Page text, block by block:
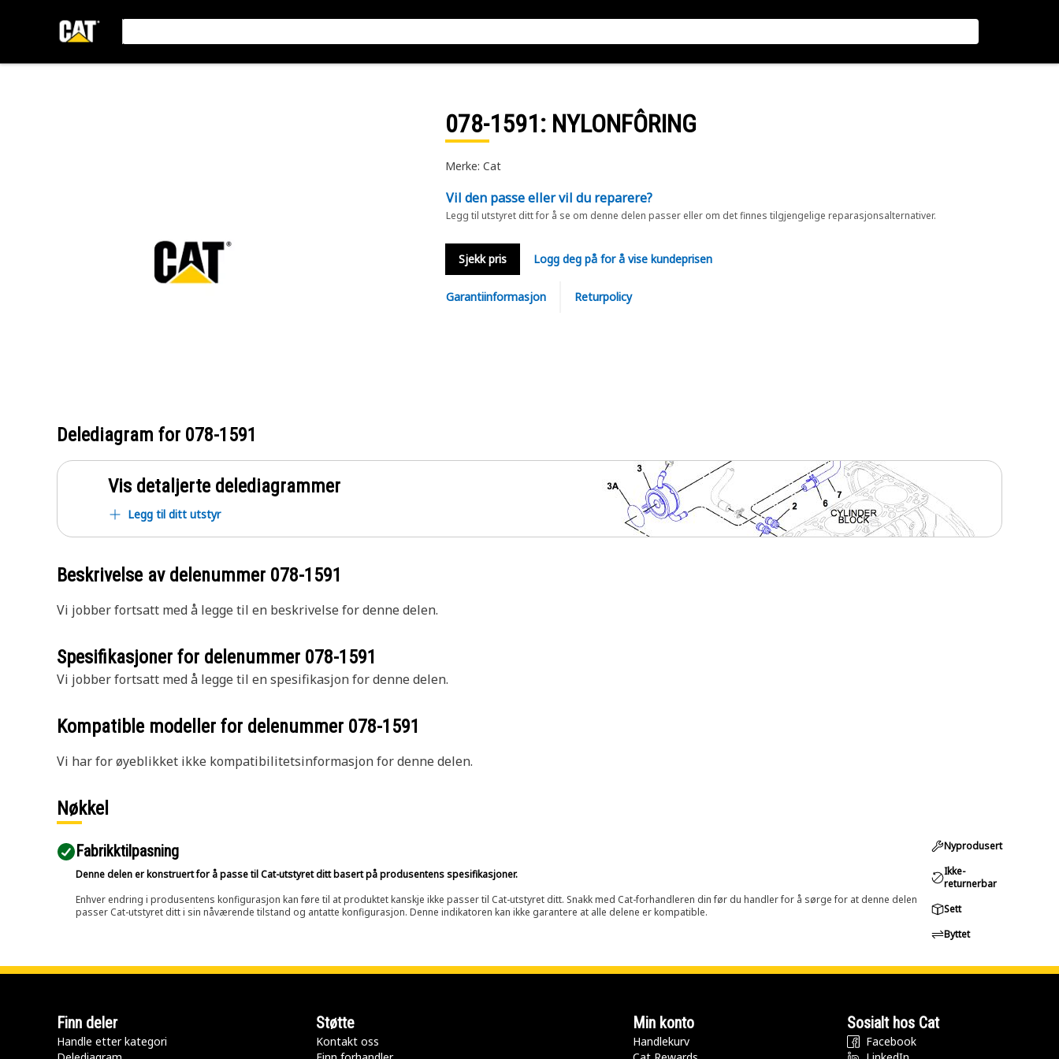
078-1591: NYLONFÔRING
Merke: Cat
Vil den passe eller vil du reparere?
Legg til utstyret ditt for å se om denne delen passer eller om det finnes tilgjengelige reparasjonsalternativer.
Sjekk pris Logg deg på for å vise kundeprisen
Garantiinformasjon Returpolicy
Delediagram for 078-1591
Vis detaljerte delediagrammer
Legg til ditt utstyr
Beskrivelse av delenummer 078-1591
Vi jobber fortsatt med å legge til en beskrivelse for denne delen.
Spesifikasjoner for delenummer 078-1591
Vi jobber fortsatt med å legge til en spesifikasjon for denne delen.
Kompatible modeller for delenummer 078-1591
Vi har for øyeblikket ikke kompatibilitetsinformasjon for denne delen.
Nøkkel
Fabrikktilpasning
Denne delen er konstruert for å passe til Cat-utstyret ditt basert på produsentens spesifikasjoner.
Enhver endring i produsentens konfigurasjon kan føre til at produktet kanskje ikke passer til Cat-utstyret ditt. Snakk med Cat-forhandleren din før du handler for å sørge for at denne delen
passer Cat-utstyret ditt i sin nåværende tilstand og antatte konfigurasjon. Denne indikatoren kan ikke garantere at alle delene er kompatible.
Nyprodusert
Ikke-
returnerbar
Sett
Byttet
Finn deler
Handle etter kategori
Støtte
Kontakt oss
Min konto
Handlekurv
Sosialt hos Cat
Facebook